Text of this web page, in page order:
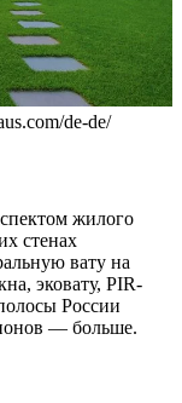
de-de/
жилого
стенах
вату на
эковату, PIR-
России
— больше.